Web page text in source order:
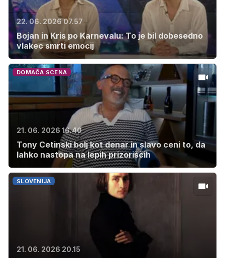
22. 06. 2026 07.57
Bojan in Kris po Karnevalu: To je bil dobesedno
vlakec smrti emocij
DOMAČA SCENA
21. 06. 2026 16.40
Tony Cetinski bolj kot denar in slavo ceni to, da
lahko nastopa na lepih prizoriščih
SLOVENIJA
21. 06. 2026 20.15